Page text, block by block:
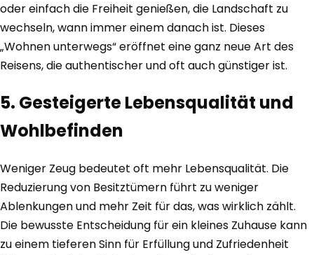
oder einfach die Freiheit genießen, die Landschaft zu
wechseln, wann immer einem danach ist. Dieses
„Wohnen unterwegs“ eröffnet eine ganz neue Art des
Reisens, die authentischer und oft auch günstiger ist.
5. Gesteigerte Lebensqualität und
Wohlbefinden
Weniger Zeug bedeutet oft mehr Lebensqualität. Die
Reduzierung von Besitztümern führt zu weniger
Ablenkungen und mehr Zeit für das, was wirklich zählt.
Die bewusste Entscheidung für ein kleines Zuhause kann
zu einem tieferen Sinn für Erfüllung und Zufriedenheit